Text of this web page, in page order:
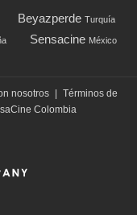
Beyazperde Turquía
Sensacine México
nosotros | Términos de
Colombia